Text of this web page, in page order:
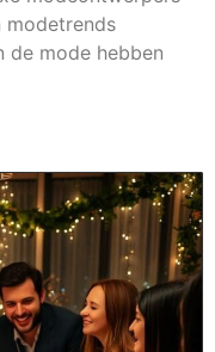
modetrends
de mode hebben